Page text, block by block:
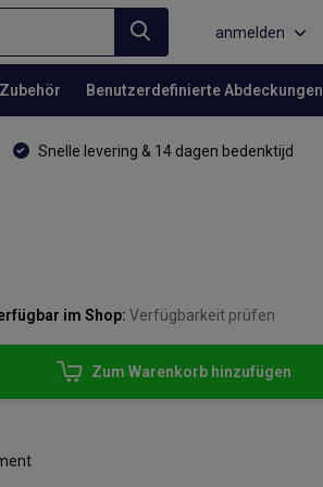
anmelden
Benutzerdefinierte Abdeckungen
Snelle levering & 14 dagen bedenktijd
im Shop:Verfügbarkeit prüfen
Zum Warenkorb hinzufügen